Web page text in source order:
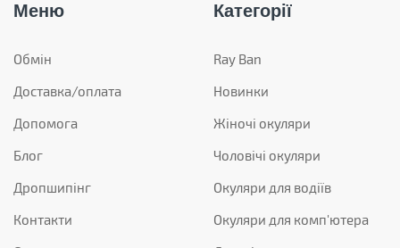
Меню
Обмін
Доставка/оплата
Допомога
Блог
Дропшипінг
Контакти
Категорії
Ray Ban
Новинки
Жіночі окуляри
Чоловічі окуляри
Окуляри для водіїв
Окуляри для комп'ютера